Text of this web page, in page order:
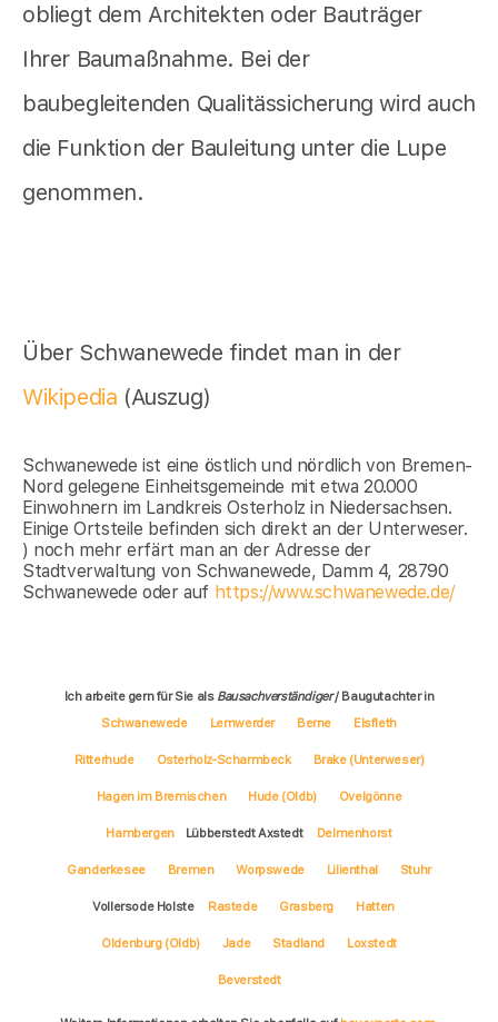
obliegt dem Architekten oder Bauträger
Ihrer Baumaßnahme. Bei der
baubegleitenden Qualitässicherung wird auch
die Funktion der Bauleitung unter die Lupe
genommen.
Über Schwanewede findet man in der
Wikipedia (Auszug)
Schwanewede ist eine östlich und nördlich von Bremen-
Nord gelegene Einheitsgemeinde mit etwa 20.000
Einwohnern im Landkreis Osterholz in Niedersachsen.
Einige Ortsteile befinden sich direkt an der Unterweser.
) noch mehr erfärt man an der Adresse der
Stadtverwaltung von Schwanewede, Damm 4, 28790
Schwanewede oder auf https://www.schwanewede.de/
Ich arbeite gern für Sie als Bausachverständiger/ Baugutachter in
Schwanewede
Lemwerder Berne Elsfleth
Ritterhude Osterholz-Scharmbeck Brake (Unterweser)
Hagen im Bremischen Hude (Oldb) Ovelgönne
Hambergen Lübberstedt Axstedt Delmenhorst
Ganderkesee Bremen Worpswede Lilienthal Stuhr
Vollersode Holste Rastede Grasberg Hatten
Oldenburg (Oldb) Jade Stadland Loxstedt
Beverstedt